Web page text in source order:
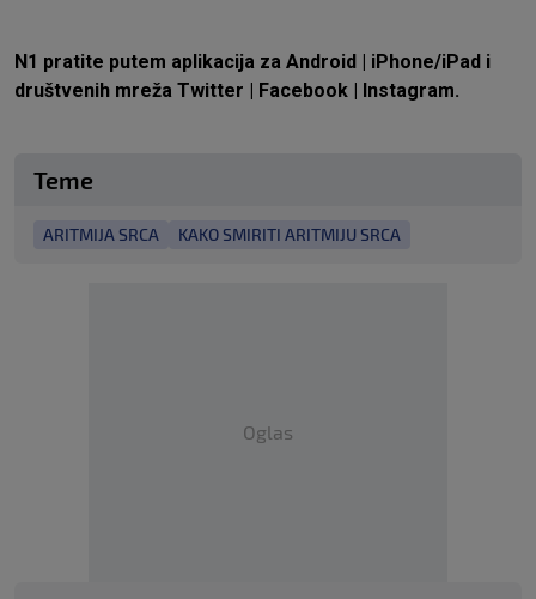
N1 pratite putem aplikacija za Android iPhone/iPad i
društvenih mreža Twitter Facebook Instagram.
Teme
ARITMIJA SRCA KAKO SMIRITI ARITMIJU SRCA
Oglas